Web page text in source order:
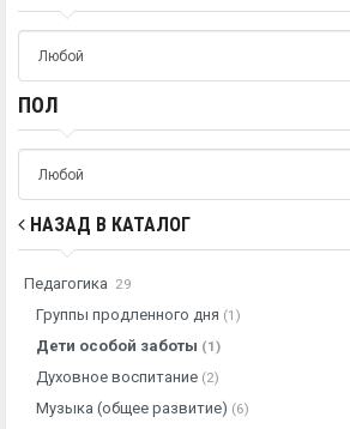
ПОЛ
НАЗАД В КАТАЛОГ
Педагогика 29
Группы продленного дня (1)
Дети особой заботы (1)
Духовное воспитание (2)
Музыка (общее развитие) (6)